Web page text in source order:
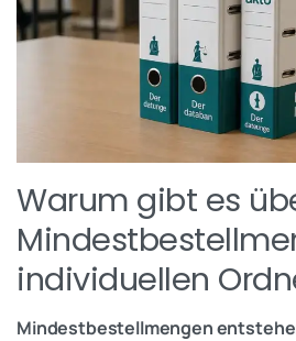
Warum gibt es
individuellen
Mindestbestellmengen